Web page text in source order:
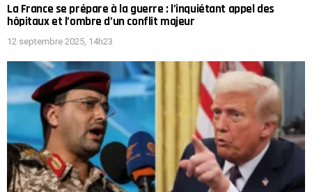
La France se prépare à la guerre : l’inquiétant appel des
hôpitaux et l’ombre d’un conflit majeur
12 septembre 2025, 14h23